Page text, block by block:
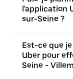
l'application
sur-Seine ?
Est-ce que
Uber pour
Seine -